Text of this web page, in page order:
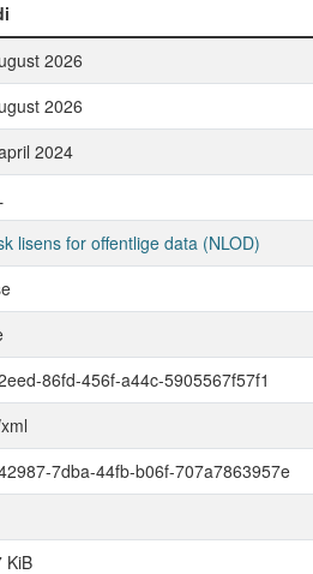
2026
2026
2024
lisens for offentlige data (NLOD)
86fd-456f-a44c-5905567f57f1
7dba-44fb-b06f-707a7863957e
KiB